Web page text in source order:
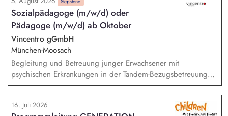
Umsetzung der Stiftungsprogrammatik und entwickeln dabei
die Internationalisierungsstrategie der Stiftung weiter. Sie
übersetzen wissenschaftliche Erkenntnisse in
alltagsangebundene Handlungsansätze entlang unserer
Stiftungsprogrammatik.
Stepstone
Sozialpädagoge (m/w/d) oder
Pädagoge (m/w/d) ab Oktober
Vincentro gGmbH
München-Moosach
Begleitung und Betreuung junger Erwachsener mit
psychischen Erkrankungen in der Tandem-Bezugsbetreuung •
Durchführung von Beratungs-, Krisen- und Elterngesprächen •
Anfertigen von Hilfeprozess- sowie Hilfeplanungs- und
Entwicklungsbögen • Eigenständige Zusammenarbeit mit
16. Juli 2026